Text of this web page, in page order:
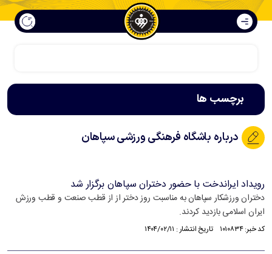
برچسب ها
درباره باشگاه فرهنگی ورزشی سپاهان
رویداد ایراندخت با حضور دختران سپاهان برگزار شد
دختران ورزشکار سپاهان به مناسبت روز دختر از از قطب صنعت و قطب ورزش
ایران اسلامی بازدید کردند.
کد خبر: ۱۰۱۰۸۳۴ تاریخ انتشار : ۱۴۰۴/۰۲/۱۱